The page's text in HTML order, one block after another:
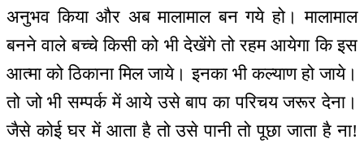
अनुभव किया और अब मालामाल बन गये हो। मालामाल
बनने वाले बच्चे किसी को भी देखेंगे तो रहम आयेगा कि इस
आत्मा को ठिकाना मिल जाये। इनका भी कल्याण हो जाये।
तो जो भी सम्पर्क में आये उसे बाप का परिचय जरूर देना।
जैसे कोई घर में आता है तो उसे पानी तो पूछा जाता है ना!